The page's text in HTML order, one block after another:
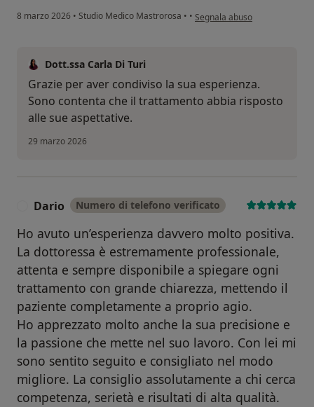
8 marzo 2026 • Studio Medico Mastrorosa • • secondo l'opinione dell'utente
Segnala abuso
Dott.ssa Carla Di Turi
Grazie per aver condiviso la sua esperienza.
Sono contenta che il trattamento abbia risposto
alle sue aspettative.
29 marzo 2026
Dario Numero di telefono verificato
Ho avuto un’esperienza davvero molto positiva.
La dottoressa è estremamente professionale,
attenta e sempre disponibile a spiegare ogni
trattamento con grande chiarezza, mettendo il
paziente completamente a proprio agio.
Ho apprezzato molto anche la sua precisione e
la passione che mette nel suo lavoro. Con lei mi
sono sentito seguito e consigliato nel modo
migliore. La consiglio assolutamente a chi cerca
competenza, serietà e risultati di alta qualità.